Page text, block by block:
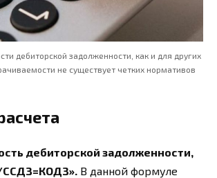
дебиторской задолженности, как и для других
не существует четких нормативов
дебиторской задолженности,
В данной формуле